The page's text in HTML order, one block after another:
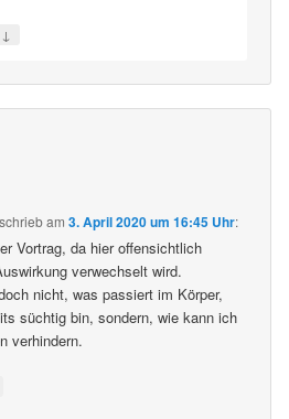
↓
schriebam3. April 2020 um 16:45 Uhr:
Vortrag, da hier offensichtlich
verwechselt wird.
nicht, was passiert im Körper,
süchtig bin, sondern, wie kann ich
verhindern.